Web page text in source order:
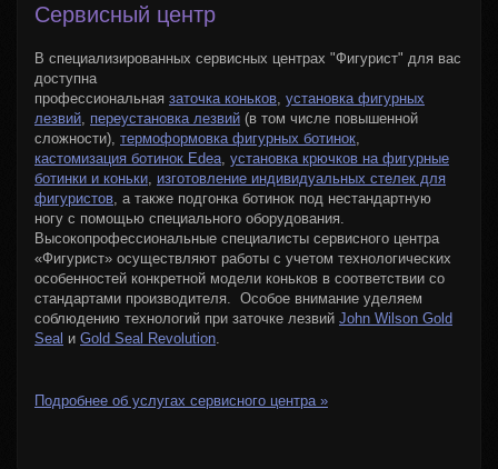
Сервисный центр
В специализированных сервисных центрах "Фигурист" для вас
доступна
профессиональная заточка коньков установка фигурных
лезвий переустановка лезвий (в том числе повышенной
сложности), термоформовка фигурных ботинок
кастомизация ботинок Edea установка крючков на фигурные
ботинки и коньки изготовление индивидуальных стелек для
фигуристов , а также подгонка ботинок под нестандартную
ногу с помощью специального оборудования.
Высокопрофессиональные специалисты сервисного центра
«Фигурист» осуществляют работы с учетом технологических
особенностей конкретной модели коньков в соответствии со
стандартами производителя. Особое внимание уделяем
соблюдению технологий при заточке лезвий John Wi lson Gold
Seal и Gold Seal Revolution
Подробнее об услугах сервисного центра »